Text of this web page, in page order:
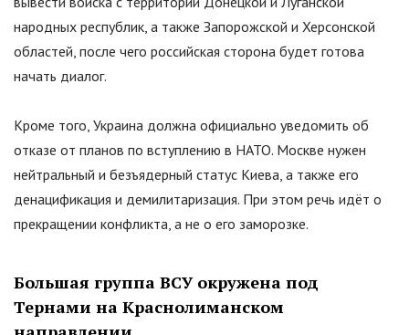
народных республик, а также Запорожской и Херсонской
областей, после чего российская сторона будет готова
начать диалог.
Кроме того, Украина должна официально уведомить об
отказе от планов по вступлению в НАТО. Москве нужен
нейтральный и безъядерный статус Киева, а также его
денацификация и демилитаризация. При этом речь идёт о
прекращении конфликта, а не о его заморозке.
Большая группа ВСУ окружена под
Тернами на Краснолиманском